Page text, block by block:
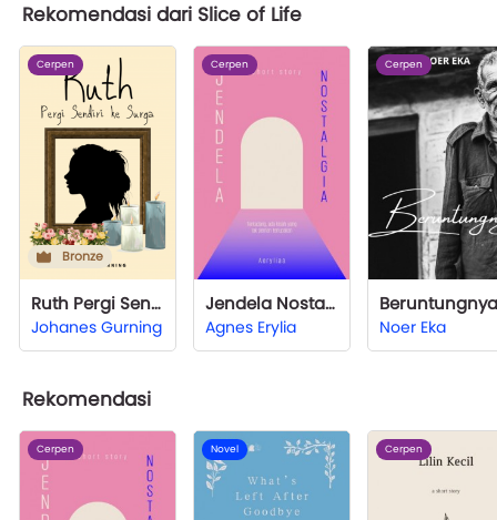
Rekomendasi dari Slice of Life
Cerpen
Bronze
Ruth Pergi Sendiri ke Surga
Johanes Gurning
Cerpen
Jendela Nostalgia
Agnes Erylia
Cerpen
Beruntungnya
Noer Eka
Rekomendasi
Cerpen Novel Cerpen